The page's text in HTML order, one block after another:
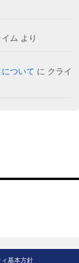
イム より
ついて に クライ
基本方針